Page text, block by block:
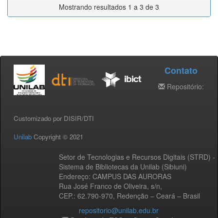
Mostrando resultados 1 a 3 de 3
Customizado por DISIR/DTI
Unilab Copyright © 2021
Setor de Tecnologias e Recursos Digitais (STRD) -
Sistema de Bibliotecas da Unilab (Sibiuni)
Endereço: CAMPUS DAS AURORAS
Rua José Franco de Oliveira, s/n,
CEP.: 62.790-970, Redenção – Ceará – Brasil
Contato
Repositório:
repositorio@unilab.edu.br